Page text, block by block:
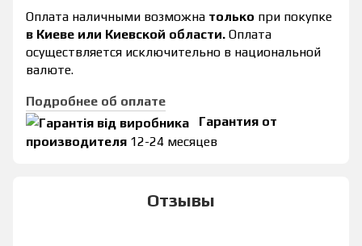
Оплата наличными возможна только при покупке
в Киеве или Киевской области. Оплата
осуществляется исключительно в национальной
валюте.
Подробнее об оплате
Гарантия от
производителя 12-24 месяцев
Отзывы